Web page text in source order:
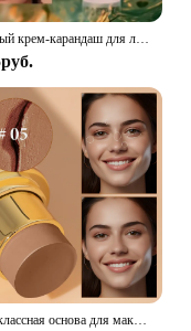
Тональный крем-карандаш для лица, полное покрытие, тональный крем для темной кожи, стойкий консилер с контролем жирности, базовый крем, матовый натуральный праймер
Высококлассная основа для макияжа Pro, увлажняющая портативная водостойкая стойкая основа для макияжа лица для искусственной кожи